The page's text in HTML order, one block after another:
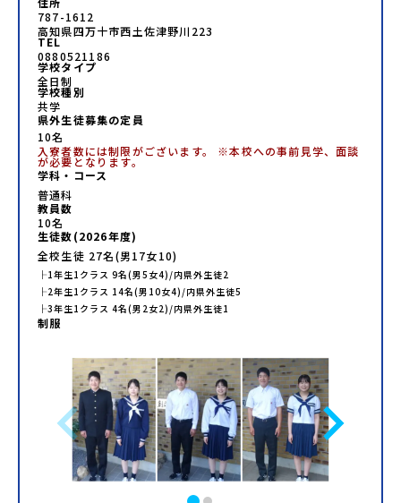
787-1612
高知県四万十市西土佐津野川223
TEL
0880521186
学校タイプ
全日制
学校種別
共学
県外生徒募集の定員
10名
入寮者数には制限がございます。 ※本校への事前見学、面談
が必要となります。
学科・コース
普通科
教員数
10名
生徒数(2026年度)
全校生徒 27名(男17女10)
├1年生1 クラス 9名(男5 女4)/内県外生徒2
├2年生1 クラス 14名(男 10女4)/内県外生徒5
├3年生1 クラス 4名(男 2女2)/内県外生徒1
制服